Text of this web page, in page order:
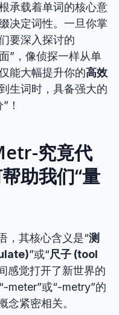
承载着单词的核心意
决定词性。一旦你掌
要深入探讨的
”，像侦探一样从单
能大幅提升你的高效
生词时，具备强大的
！
究竟代
助我们“量
，其核心含义是“测
”或“尺子 (tool
感觉打开了新世界的
meter”或“-metry”的
念紧密相关。